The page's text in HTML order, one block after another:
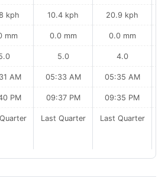
kph
mm
AM
PM
10.4 kph
0.0 mm
5.0
05:33 AM
09:37 PM
Last Quarter
20.9 kph
0.0 mm
4.0
05:35 AM
09:35 PM
Last Quarter